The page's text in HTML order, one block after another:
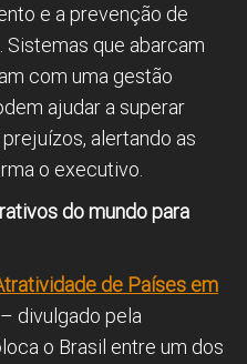
e a prevenção de
que abarcam
com uma gestão
ajudar a superar
alertando as
o executivo.
do mundo para
de Países em
– divulgado pela
o Brasil entre um dos